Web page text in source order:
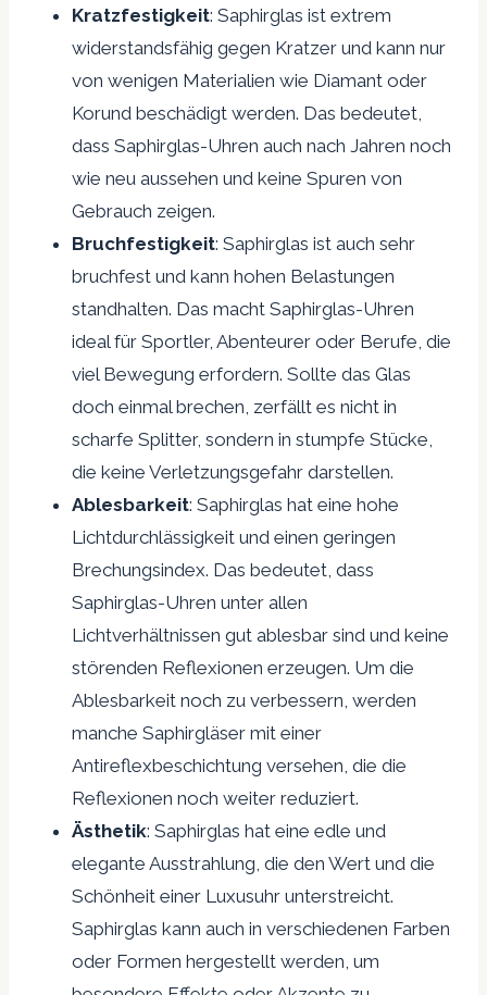
Kratzfestigkeit: Saphirglas ist extrem
widerstandsfähig gegen Kratzer und kann nur
von wenigen Materialien wie Diamant oder
Korund beschädigt werden. Das bedeutet,
dass Saphirglas-Uhren auch nach Jahren noch
wie neu aussehen und keine Spuren von
Gebrauch zeigen.
Bruchfestigkeit: Saphirglas ist auch sehr
bruchfest und kann hohen Belastungen
standhalten. Das macht Saphirglas-Uhren
ideal für Sportler, Abenteurer oder Berufe, die
viel Bewegung erfordern. Sollte das Glas
doch einmal brechen, zerfällt es nicht in
scharfe Splitter, sondern in stumpfe Stücke,
die keine Verletzungsgefahr darstellen.
Ablesbarkeit: Saphirglas hat eine hohe
Lichtdurchlässigkeit und einen geringen
Brechungsindex. Das bedeutet, dass
Saphirglas-Uhren unter allen
Lichtverhältnissen gut ablesbar sind und keine
störenden Reflexionen erzeugen. Um die
Ablesbarkeit noch zu verbessern, werden
manche Saphirgläser mit einer
Antireflexbeschichtung versehen, die die
Reflexionen noch weiter reduziert.
Ästhetik: Saphirglas hat eine edle und
elegante Ausstrahlung, die den Wert und die
Schönheit einer Luxusuhr unterstreicht.
Saphirglas kann auch in verschiedenen Farben
oder Formen hergestellt werden, um